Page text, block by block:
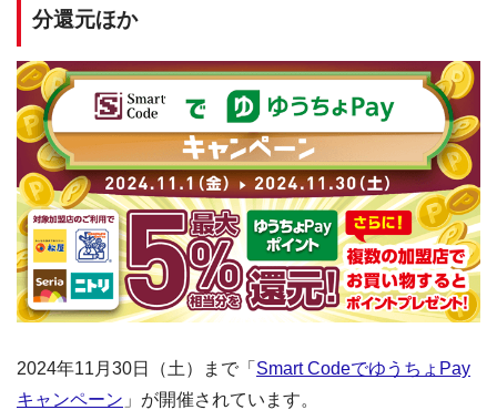
分還元ほか
2024年11月30日（土）まで「 Smart CodeでゆうちょPay
キャンペーン 」が開催されています。